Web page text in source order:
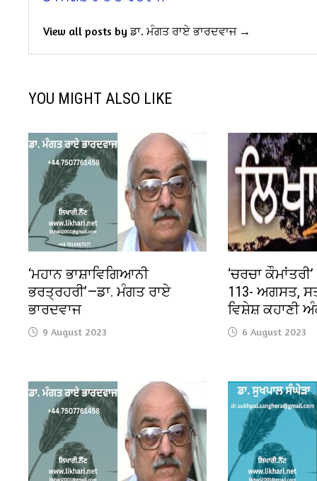
View all posts by ਡਾ. ਮੰਗਤ ਰਾਏ ਭਾਰਦਵਾਜ →
YOU MIGHT ALSO LIKE
‘ਮਹਾਨ ਭਾਸ਼ਾਵਿਗਿਆਨੀ
ਭਰਤ੍ਰਹਰੀ’—ਡਾ. ਮੰਗਤ ਰਾਏ
ਭਾਰਦਵਾਜ
9 August 2023
‘ਚਰਚਾ
113- ਅਗਸਤ,
ਵਿਸ਼ੇਸ਼ ਕਹਾਣੀ
6 August 2023